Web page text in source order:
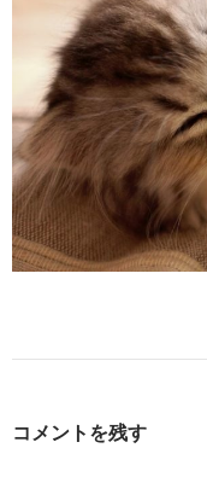
コメントを残す